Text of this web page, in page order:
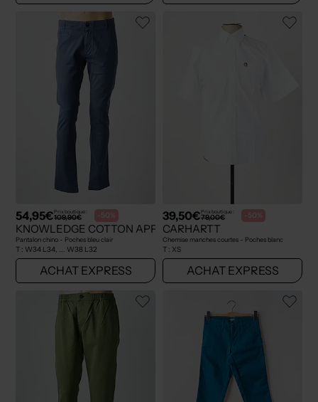
54,95€Prix boutique :
109,90€ -50%
KNOWLEDGE COTTON APPAREL
Pantalon chino - Poches bleu clair
T : W34 L34, ... W38 L32
ACHAT EXPRESS
39,50€Prix boutique :
79,00€ -50%
CARHARTT
Chemise manches courtes - Poches blanc
T : XS
ACHAT EXPRESS